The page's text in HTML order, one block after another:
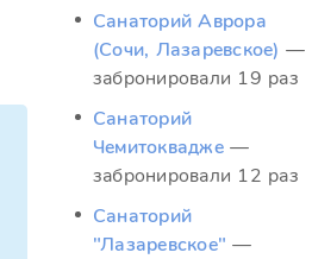
Санаторий Аврора
(Сочи, Лазаревское) —
забронировали 19 раз
Санаторий
Чемитоквадже —
забронировали 12 раз
Санаторий
"Лазаревское" —